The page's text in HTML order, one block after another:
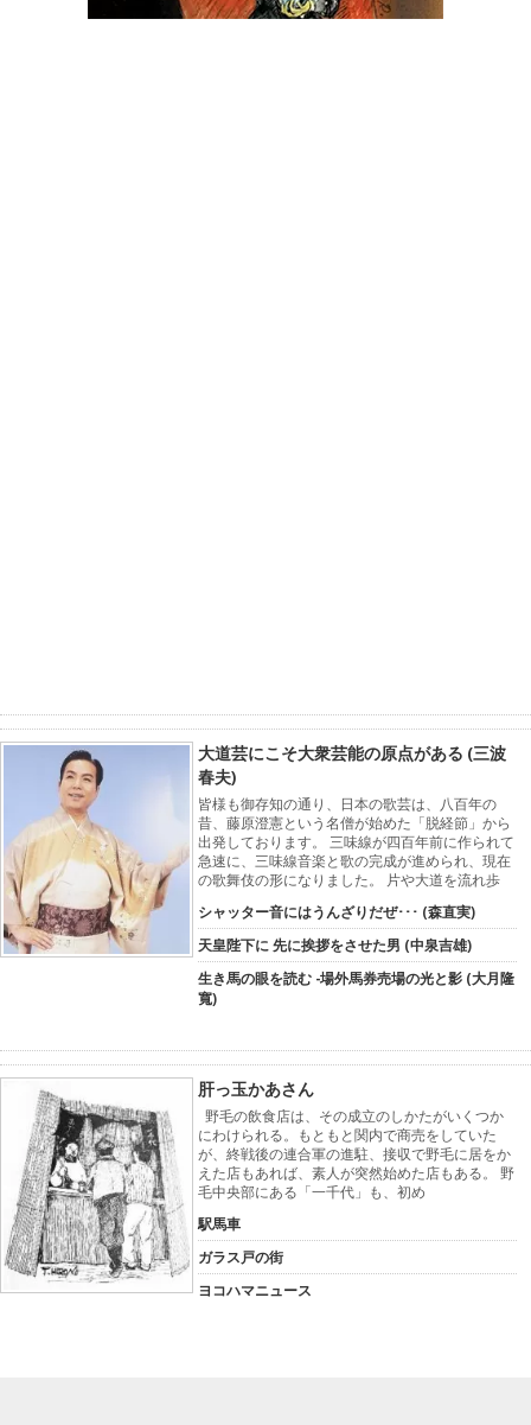
大道芸にこそ大衆芸能の原点がある (三波
春夫)
皆様も御存知の通り、日本の歌芸は、八百年の
昔、藤原澄憲という名僧が始めた「脱経節」から
出発しております。 三味線が四百年前に作られて
急速に、三味線音楽と歌の完成が進められ、現在
の歌舞伎の形になりました。 片や大道を流れ歩
シャッター音にはうんざりだぜ･･･ (森直実)
天皇陛下に 先に挨拶をさせた男 (中泉吉雄)
生き馬の眼を読む -場外馬券売場の光と影 (大月隆
寬)
肝っ玉かあさん
野毛の飲食店は、その成立のしかたがいくつか
にわけられる。もともと関内で商売をしていた
が、終戦後の連合軍の進駐、接収で野毛に居をか
えた店もあれば、素人が突然始めた店もある。 野
毛中央部にある「一千代」も、初め
駅馬車
ガラス戸の街
ヨコハマニュース